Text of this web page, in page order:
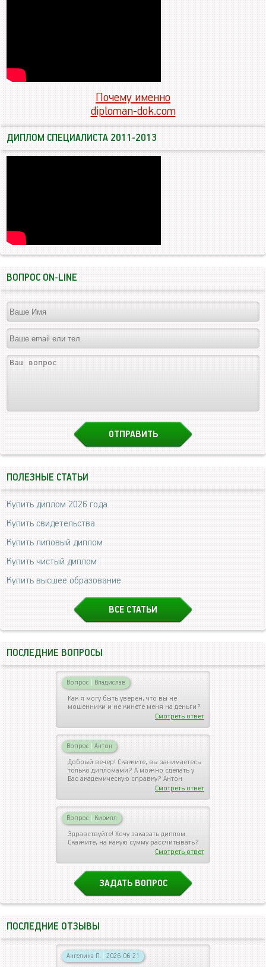
Почему именно
diploman-dok.com
ДИПЛОМ СПЕЦИАЛИСТА 2011-2013
ВОПРОС ON-LINE
ПОЛЕЗНЫЕ СТАТЬИ
Купить диплом 2026 года
Купить свидетельства
Купить липовый диплом
Купить чистый диплом
Купить высшее образование
ВСЕ СТАТЬИ
ПОСЛЕДНИЕ ВОПРОСЫ
Вопрос | Владислав
Как я могу быть уверен, что вы не
мошенники и не кинете меня на деньги?
Смотреть ответ
Вопрос | Антон
Добрый вечер! Скажите, вы занимаетесь
только дипломами? А можно сделать у
Вас академическую справку? Антон
Смотреть ответ
Вопрос | Кирилл
Здравствуйте! Хочу заказать диплом.
Скажите, на какую сумму рассчитывать?
Смотреть ответ
ЗАДАТЬ ВОПРОС
ПОСЛЕДНИЕ ОТЗЫВЫ
Ангелина П. | 2026-06-21